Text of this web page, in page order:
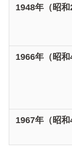
1948年（昭和
1966年（昭和
1967年（昭和